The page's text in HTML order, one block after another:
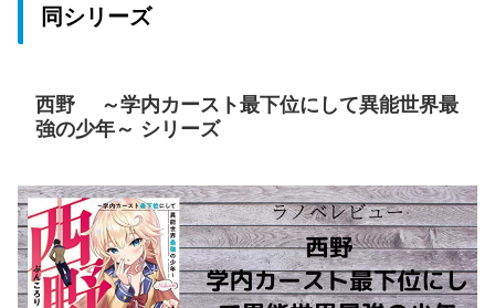
同シリーズ
西野 ～学内カースト最下位にして異能世界最
強の少年～ シリーズ